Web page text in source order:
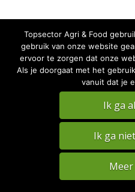
Topsector Agri & Food
gebruik van onze website
ervoor te zorgen dat onze
Als je doorgaat met het
vanuit dat je
Ik ga
Ik ga